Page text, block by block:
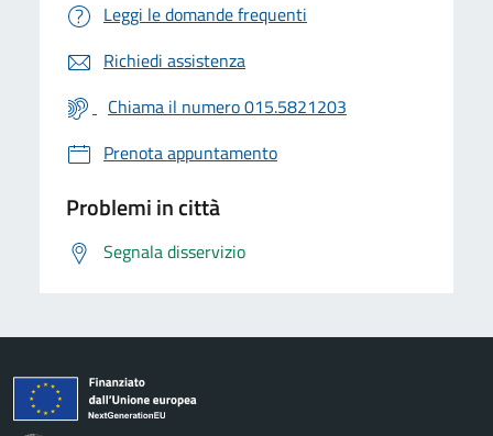
Leggi le domande frequenti
Richiedi assistenza
Chiama il numero 015.5821203
Prenota appuntamento
Problemi in città
Segnala disservizio